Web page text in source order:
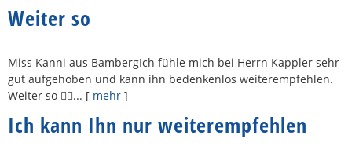
Weiter so
Miss Kanni aus BambergIch fühle mich bei Herrn Kappler sehr
gut aufgehoben und kann ihn bedenkenlos weiterempfehlen.
Weiter so 👌🏻... [ mehr ]
Ich kann Ihn nur weiterempfehlen